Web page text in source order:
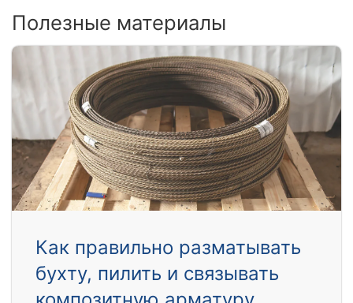
Полезные материалы
Как правильно разматывать
бухту, пилить и связывать